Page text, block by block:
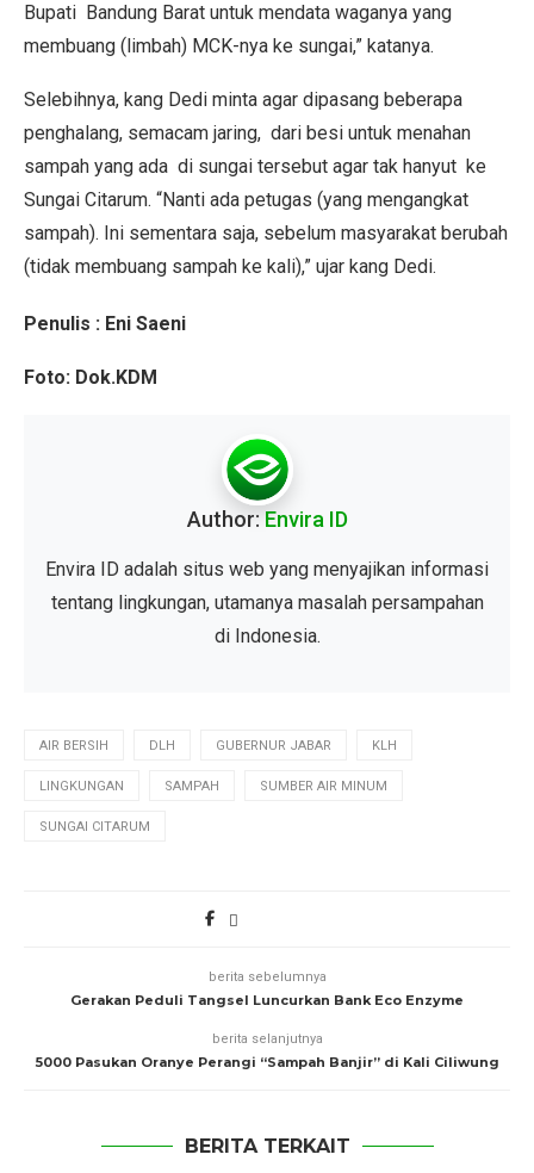
Bupati Bandung Barat untuk mendata waganya yang
membuang (limbah) MCK-nya ke sungai,” katanya.
Selebihnya, kang Dedi minta agar dipasang beberapa
penghalang, semacam jaring, dari besi untuk menahan
sampah yang ada di sungai tersebut agar tak hanyut ke
Sungai Citarum. “Nanti ada petugas (yang mengangkat
sampah). Ini sementara saja, sebelum masyarakat berubah
(tidak membuang sampah ke kali),” ujar kang Dedi.
Penulis : Eni Saeni
Foto: Dok.KDM
Author: Envira ID
Envira ID adalah situs web yang menyajikan informasi
tentang lingkungan, utamanya masalah persampahan
di Indonesia.
AIR BERSIH DLH GUBERNUR JABAR KLH
LINGKUNGAN SAMPAH SUMBER AIR MINUM
SUNGAI CITARUM
berita sebelumnya
Gerakan Peduli Tangsel Luncurkan Bank Eco Enzyme
berita selanjutnya
5000 Pasukan Oranye Perangi “Sampah Banjir” di Kali Ciliwung
BERITA TERKAIT